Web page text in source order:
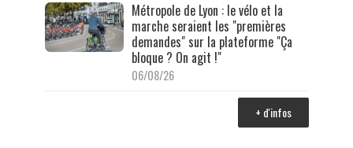
Métropole de Lyon : le vélo et la
marche seraient les "premières
demandes" sur la plateforme "Ça
bloque ? On agit !"
06/08/26
+ d'infos